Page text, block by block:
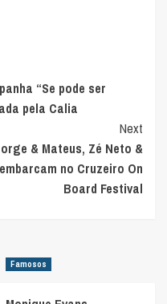
“Se pode ser
pela Calia
Next
& Mateus, Zé Neto &
no Cruzeiro On
Board Festival
Famosos